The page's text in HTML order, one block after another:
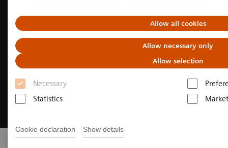
Allow all cookies
Allow necessary only
Allow selection
Necessary
Statistics
Cookie declaration Show details